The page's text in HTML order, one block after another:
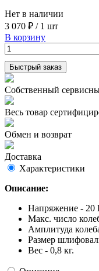
Нет в наличии
3 070 ₽ / 1 шт
В корзину
Быстрый заказ
Собственный
Весь товар
Обмен и возврат
Доставка
Характеристики
Описание:
Напряжение - 20
Макс. число
Амплитуда
Размер
Вес - 0,8 кг.